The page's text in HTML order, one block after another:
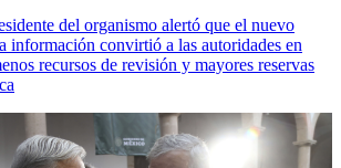
del organismo alertó que el nuevo
información convirtió a las autoridades en
recursos de revisión y mayores reservas